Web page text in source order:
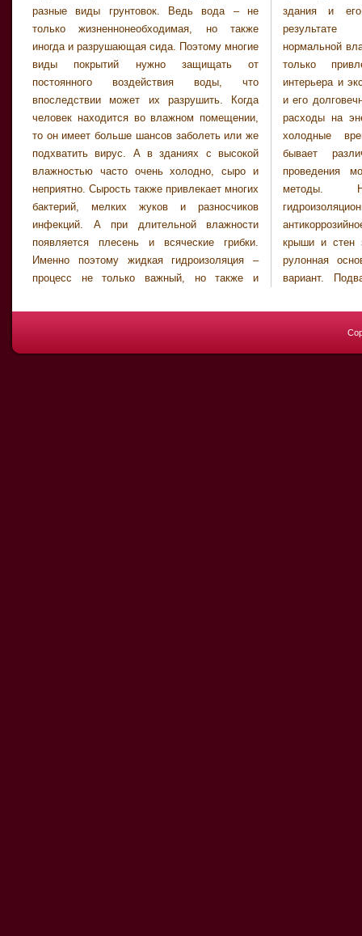
разные виды грунтовок. Ведь вода – не
только жизненнонеобходимая, но также
иногда и разрушающая сида. Поэтому многие
виды покрытий нужно защищать от
постоянного воздействия воды, что
впоследствии может их разрушить. Когда
человек находится во влажном помещении,
то он имеет больше шансов заболеть или же
подхватить вирус. А в зданиях с высокой
влажностью часто очень холодно, сыро и
неприятно. Сырость также привлекает многих
бактерий, мелких жуков и разносчиков
инфекций. А при длительной влажности
появляется плесень и всяческие грибки.
Именно поэтому жидкая гидроизоляция –
процесс не только важный, но также и
здания и его несущих конструкций. В
результате происходит обеспечение
нормальной влажности, что обеспечивает не
только привлекательный внешний вид
интерьера и экстерьера помещения, а также
и его долговечность, комфорт и заниженные
расходы на энергию для обогрева дома в
холодные времена года. Гидроизоляция
бывает различных видов и для ее
проведения могут использоваться разные
методы. Например, паро- и
гидроизоляционные пленки, также как и
антикоррозийное покрытие, используют для
крыши и стен зданий. А битумная или же
рулонная основа – еще более доступный
вариант. Подвалы и фундаменты зданий
крошиться от длительного воздействия
воды. Проведение всех гидроизоляционных
работ должно проходить строго под
наблюдением и с участием профессионалов
и с соблюдением всех строительных законов